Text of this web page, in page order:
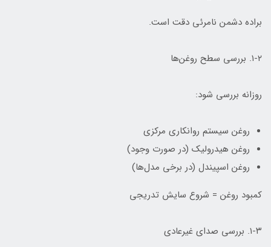
براده دشمن نامرئی دقت است.
۱-۲. بررسی سطح روغن‌ها
روزانه بررسی شود:
روغن سیستم روانکاری مرکزی
روغن هیدرولیک (در صورت وجود)
روغن اسپیندل (در برخی مدل‌ها)
کمبود روغن = شروع سایش تدریجی
۱-۳. بررسی صدای غیرعادی